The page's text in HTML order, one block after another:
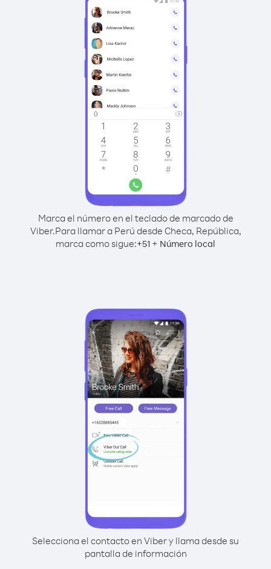
Marca el número en el teclado de marcado de
Viber.Para llamar a Perú desde Checa, República,
marca como sigue:+51 + Número local
Selecciona el contacto en Viber y llama desde su
pantalla de información